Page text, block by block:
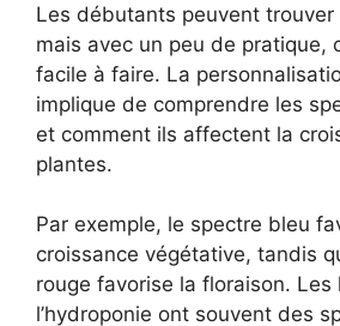
Les débutants peuvent
mais avec un peu de pratique,
facile à faire. La
implique de comprendre les
et comment ils affectent la
plantes.
Par exemple, le spectre bleu
croissance végétative, tandis
rouge favorise la floraison. Les
l’hydroponie ont souvent des